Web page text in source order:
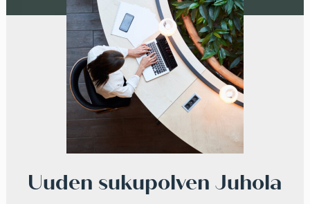
Uuden sukupolven Juhola